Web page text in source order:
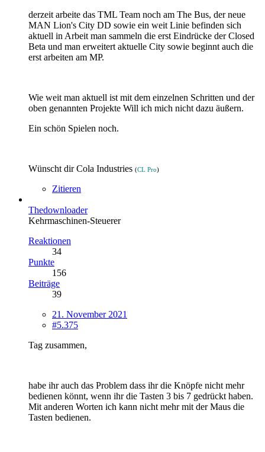
derzeit arbeite das TML Team noch am The Bus, der neue
MAN Lion's City DD sowie ein weit Linie befinden sich
aktuell in Arbeit man sammeln die erst Eindrücke der Closed
Beta und man erweitert aktuelle City sowie beginnt auch die
erst arbeiten am MP.
Wie weit man aktuell ist mit dem einzelnen Schritten und der
oben genannten Projekte Will ich mich nicht dazu äußern.
Ein schön Spielen noch.
Wünscht dir Cola Industries (CL Pro)
Zitieren
Thedownloader
Kehrmaschinen-Steuerer
Reaktionen
34
Punkte
156
Beiträge
39
21. November 2021
#5.375
Tag zusammen,
habe ihr auch das Problem dass ihr die Knöpfe nicht mehr
bedienen könnt, wenn ihr die Tasten 3 bis 7 gedrückt haben.
Mit anderen Worten ich kann nicht mehr mit der Maus die
Tasten bedienen.